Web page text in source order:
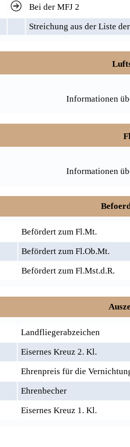
Bei der MFJ 2
Streichung aus der Liste
Informationen
Informationen
Befördert zum Fl.Mt.
Befördert zum Fl.Ob.Mt.
Befördert zum Fl.Mst.d.R.
Landfliegerabzeichen
Eisernes Kreuz 2. Kl.
Ehrenpreis für die
Ehrenbecher
Eisernes Kreuz 1. Kl.